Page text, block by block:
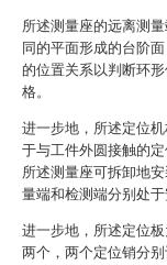
所述测量座的远离测
同的平面形成的台阶
的位置关系以判断环
格。
进一步地，所述定位
于与工件外圆接触的
所述测量座可拆卸地
量端和检测端分别处于
进一步地，所述定位
两个，两个定位销分